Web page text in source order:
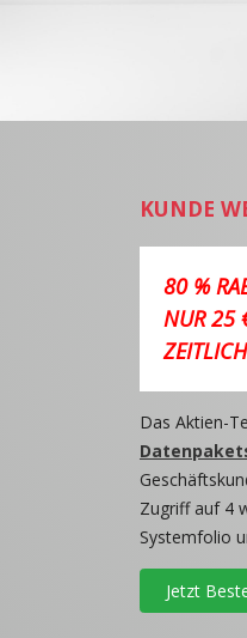
KUNDE
80 %
NUR 25
Das Aktien-
Zugriff auf 4
Systemfolio
Jetzt